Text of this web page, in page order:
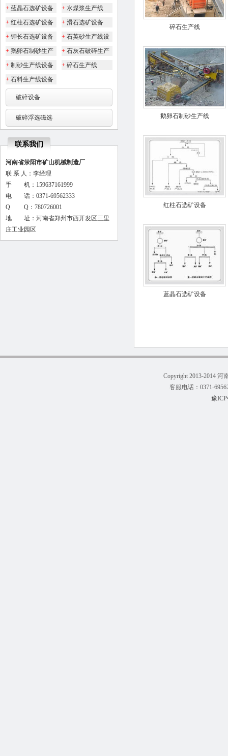
+ 蓝晶石选矿设备 + 水煤浆生产线
+ 红柱石选矿设备 + 滑石选矿设备
+ 钾长石选矿设备 + 石英砂生产线设
备
+ 鹅卵石制砂生产
线
+ 石灰石破碎生产
线
+ 制砂生产线设备 + 碎石生产线
+ 石料生产线设备
破碎设备
破碎浮选磁选
联系我们
河南省荥阳市矿山机械制造厂
联 系 人：李经理
手 机：159637161999
电 话：0371-69562333
Q Q：780726001
地 址：河南省郑州市西开发区三里
庄工业园区
碎石生产线
鹅卵石制砂生产线
红柱石选矿设备
蓝晶石选矿设备
Copyright 2013-2014 河
客服电话：0371-
豫ICP